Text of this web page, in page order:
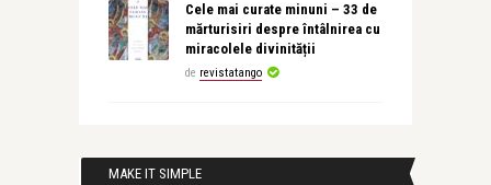
Cele mai curate minuni – 33 de
mărturisiri despre întâlnirea cu
miracolele divinității
de revistatango
MAKE IT SIMPLE